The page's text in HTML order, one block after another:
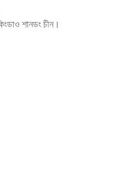
শানডং চীন।